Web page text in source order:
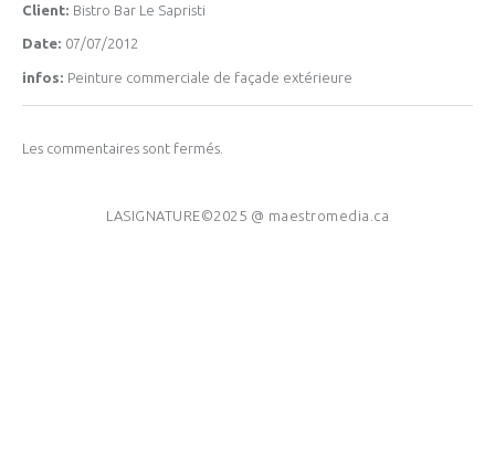
Client: Bistro Bar Le Sapristi
Date: 07/07/2012
infos: Peinture commerciale de façade extérieure
Les commentaires sont fermés.
LASIGNATURE©2025 @ maestromedia.ca